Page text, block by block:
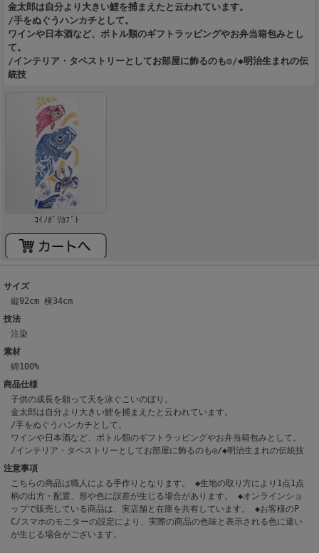
金太郎は自分より大きい鯉を捕まえたと云われています。
/手をぬぐうハンカチとして。
ワインや日本酒など、ボトル類のギフトラッピングやお弁当箱包みとし
て。
/インテリア・タペストリーとしてお部屋に飾るのも◎/◆明治生まれの伝
統技
ｺｲﾉﾎﾞﾘｶﾌﾞﾄ
サイズ
縦92cm 横34cm
技法
注染
素材
綿100%
商品仕様
子供の成長を願って天を泳ぐこいのぼり。
金太郎は自分より大きい鯉を捕まえたと云われています。
/手をぬぐうハンカチとして。
ワインや日本酒など、ボトル類のギフトラッピングやお弁当箱包みとして。
/インテリア・タペストリーとしてお部屋に飾るのも◎/◆明治生まれの伝統技
注意事項
こちらの商品は職人による手作りとなります。 ◆生地の取り方により1点1点
柄の出方・配置、形や色に誤差が生じる場合があります。 ◆オンラインショ
ップで販売している商品は、実店舗と在庫を共有しています。 ◆お客様のP
C/スマホのモニターの設定により、実際の商品の色味と表示される色に違い
が生じる場合がございます。